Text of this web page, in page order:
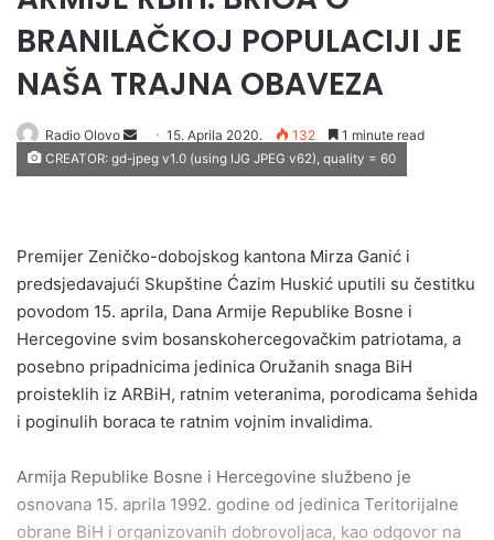
BRANILAČKOJ POPULACIJI JE
NAŠA TRAJNA OBAVEZA
Radio Olovo
Send
an
15. Aprila 2020. 132 1 minute read
CREATOR: gd-jpeg v1.0 (using IJG JPEG v62), quality = 60
Premijer Zeničko-dobojskog kantona Mirza Ganić i
predsjedavajući Skupštine Ćazim Huskić uputili su čestitku
povodom 15. aprila, Dana Armije Republike Bosne i
Hercegovine svim bosanskohercegovačkim patriotama, a
posebno pripadnicima jedinica Oružanih snaga BiH
proisteklih iz ARBiH, ratnim veteranima, porodicama šehida
i poginulih boraca te ratnim vojnim invalidima.
Armija Republike Bosne i Hercegovine službeno je
osnovana 15. aprila 1992. godine od jedinica Teritorijalne
obrane BiH i organizovanih dobrovoljaca, kao odgovor na